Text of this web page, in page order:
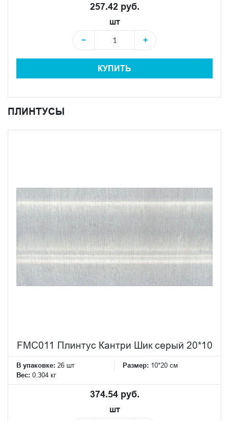
257.42 руб.
шт
−
+
КУПИТЬ
ПЛИНТУСЫ
FMC011 Плинтус Кантри Шик серый 20*10
В упаковке: 26 шт Размер: 10*20 см
Вес: 0.304 кг
374.54 руб.
шт